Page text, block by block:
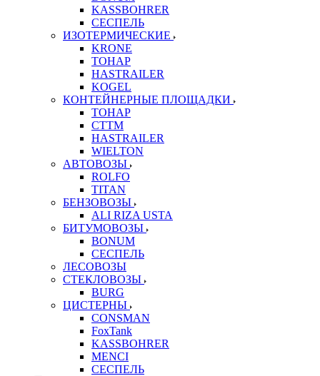
KASSBOHRER
СЕСПЕЛЬ
ИЗОТЕРМИЧЕСКИЕ
KRONE
ТОНАР
HASTRAILER
KOGEL
КОНТЕЙНЕРНЫЕ ПЛОЩАДКИ
ТОНАР
CTTM
HASTRAILER
WIELTON
АВТОВОЗЫ
ROLFO
TITAN
БЕНЗОВОЗЫ
ALI RIZA USTA
БИТУМОВОЗЫ
BONUM
СЕСПЕЛЬ
ЛЕСОВОЗЫ
СТЕКЛОВОЗЫ
BURG
ЦИСТЕРНЫ
CONSMAN
FoxTank
KASSBOHRER
MENCI
СЕСПЕЛЬ